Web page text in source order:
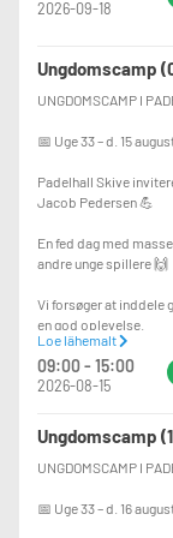
2026-09-18
Ungdomscamp
UNGDOMSCAMP I
📅 Uge 33 – d. 15
Padelhall Skive
Jacob Pedersen 💪
En fed dag med
andre unge spillere 🙌
Vi forsøger at inddele
en god oplevelse.
⏰ PROGRAM
Padeltræning med
🍽️ 11:30-12:30
Loe lähemalt
09:00 - 15:00
2026-08-15
Ungdomscamp
UNGDOMSCAMP I
📅 Uge 33 – d. 16